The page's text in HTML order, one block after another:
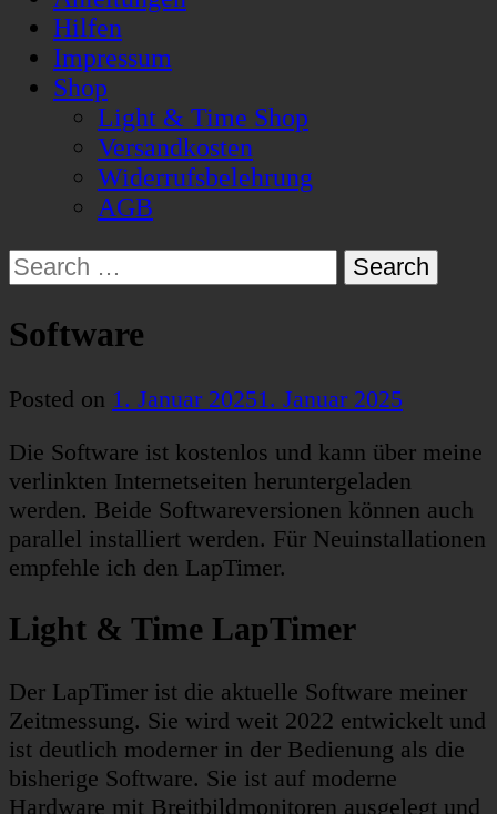
Hilfen
Impressum
Shop
Light & Time Shop
Versandkosten
Widerrufsbelehrung
AGB
Search
for:
Software
Posted on 1. Januar 20251. Januar 2025
Die Software ist kostenlos und kann über meine
verlinkten Internetseiten heruntergeladen
werden. Beide Softwareversionen können auch
parallel installiert werden. Für Neuinstallationen
empfehle ich den LapTimer.
Light & Time LapTimer
Der LapTimer ist die aktuelle Software meiner
Zeitmessung. Sie wird weit 2022 entwickelt und
ist deutlich moderner in der Bedienung als die
bisherige Software. Sie ist auf moderne
Hardware mit Breitbildmonitoren ausgelegt und